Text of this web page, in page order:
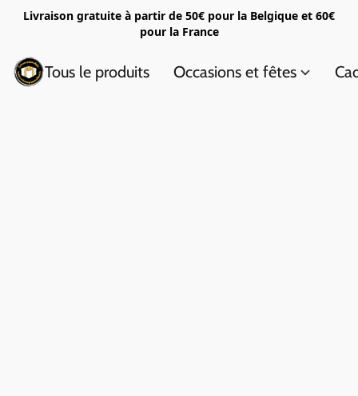
Livraison gratuite à partir de 50€ pour la Belgique et 60€
pour la France
Tous le produits Occasions et fêtes